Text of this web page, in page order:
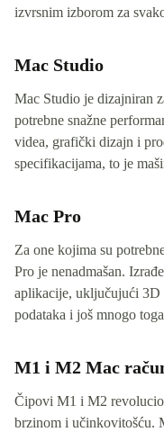
izvrsnim izborom za
Mac Studio
Mac Studio je dizajniran
potrebne snažne
videa, grafički dizajn i
specifikacijama, to je
Mac Pro
Za one kojima su
Pro je nenadmašan.
aplikacije, uključujući 3D
podataka i još mnogo
M1 i M2 Mac
Čipovi M1 i M2
brzinom i učinkovitošću.